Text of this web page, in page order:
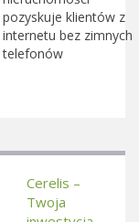
pozyskuje klientów z
internetu bez zimnych
telefonów
Cerelis –
Twoja